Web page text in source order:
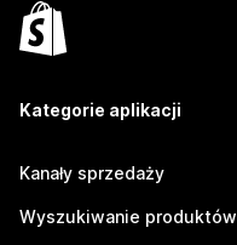
Kategorie aplikacji
Kanały sprzedaży
Wyszukiwanie produktów